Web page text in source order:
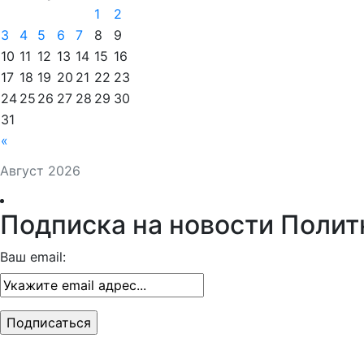
Август 2026
«
1
2
3
4 5 6 7 8
9
10 11 12 13 14 15 16
17 18 19 20 21 22 23
24 25 26 27 28 29 30
31
Подписка на новости
Ваш email: